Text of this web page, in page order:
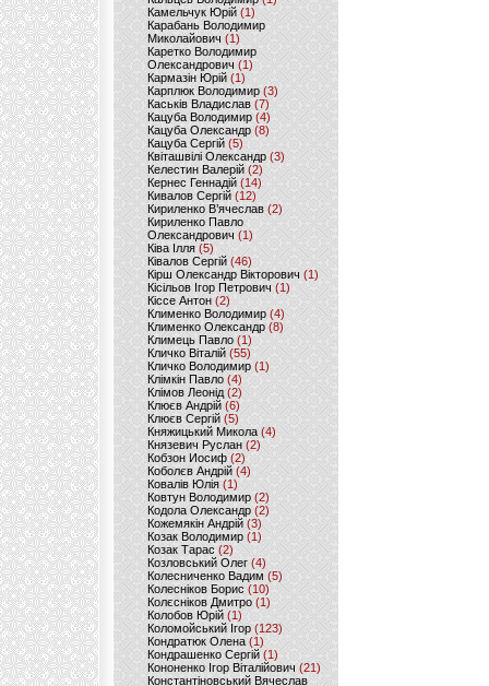
Камельчук Юрій (1)
Карабань Володимир
Миколайович (1)
Каретко Володимир
Олександрович (1)
Кармазін Юрій(1)
Карплюк Володимир(3)
Каськів Владислав (7)
Кацуба Володимир (4)
Кацуба Олександр (8)
Кацуба Сергій (5)
Квіташвілі Олександр(3)
Келестин Валерій(2)
Кернес Геннадій (14)
Кивалов Сергій (12)
Кириленко В’ячеслав (2)
Кириленко Павло
Олександрович (1)
Ківа Ілля (5)
Ківалов Сергій(46)
Кірш Олександр Вікторович (1)
Кісільов Ігор Петрович (1)
Кіссе Антон (2)
Клименко Володимир(4)
Клименко Олександр (8)
Климець Павло (1)
Кличко Віталій(55)
Кличко Володимир (1)
Клімкін Павло (4)
Клімов Леонід(2)
Клюєв Андрій(6)
Клюєв Сергій (5)
Княжицький Микола(4)
Князевич Руслан (2)
Кобзон Иосиф(2)
Коболєв Андрій (4)
Ковалів Юлія(1)
Ковтун Володимир (2)
Кодола Олександр (2)
Кожемякін Андрій (3)
Козак Володимир (1)
Козак Тарас (2)
Козловський Олег(4)
Колесниченко Вадим (5)
Колесніков Борис (10)
Колєсніков Дмитро (1)
Колобов Юрій (1)
Коломойський Ігор (123)
Кондратюк Олена(1)
Кондрашенко Сергій (1)
Кононенко Ігор Віталійович (21)
Константіновський Вячеслав